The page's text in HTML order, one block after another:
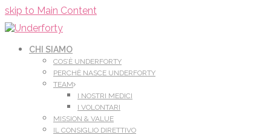
skip to Main Content
CHI SIAMO
COS’È UNDERFORTY
PERCHÈ NASCE UNDERFORTY
TEAM
I NOSTRI MEDICI
I VOLONTARI
MISSION & VALUE
IL CONSIGLIO DIRETTIVO